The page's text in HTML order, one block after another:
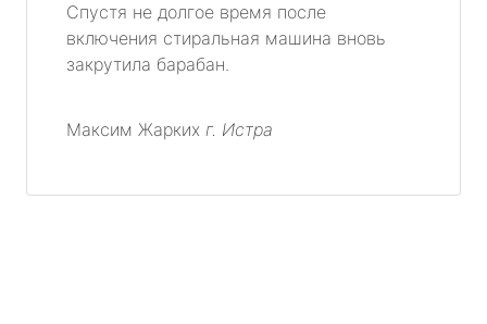
Спустя не долгое время после
включения стиральная машина вновь
закрутила барабан.
Максим Жарких г. Истра